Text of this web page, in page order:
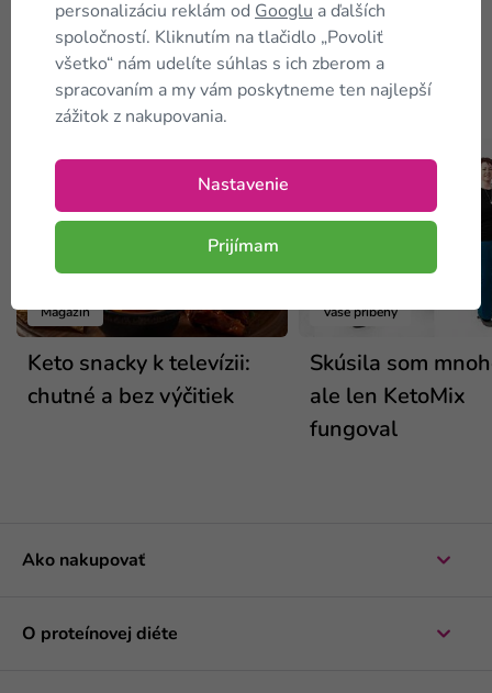
Kam ďalej?
Magazín
Keto snacky k televízii:
chutné a bez výčitiek
Vaše príbehy
Skúsila som
ale len KetoMix
fungoval
Ako nakupovať
O proteínovej diéte
personalizáciu reklám od Googlu a ďalších
spoločností. Kliknutím na tlačidlo „Povoliť
všetko“ nám udelíte súhlas s ich zberom a
spracovaním a my vám poskytneme ten najlepší
zážitok z nakupovania.
Nastavenie
Prijímam